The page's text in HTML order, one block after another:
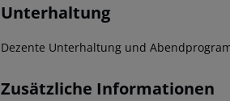
Unterhaltung
Dezente Unterhaltung und
Zusätzliche Informationen